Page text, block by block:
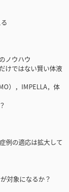
ノウハウ
ではない賢い体液
），IMPELLA，体
の適応は拡大して
対象になるか？